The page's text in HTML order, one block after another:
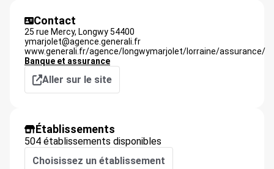
Contact
25 rue Mercy, Longwy54400
ymarjolet@agence.generali.fr
www.generali.fr/agence/longwymarjolet/lorraine/assurance/
Banque et assurance
Aller sur le site
Établissements
504 établissements disponibles
Choisissez un établissement